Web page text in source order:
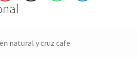
natural y cruz cafe